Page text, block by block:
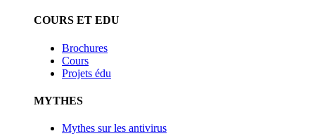
COURS ET EDU
Brochures
Cours
Projets édu
MYTHES
Mythes sur les antivirus